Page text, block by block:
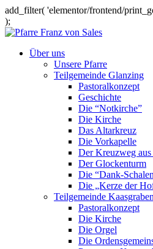
add_filter( 'elementor/frontend/
);
Über uns
Unsere Pfarre
Teilgemeinde Glanzing
Pastoralkonzept
Geschichte
Die “Notkirche”
Die Kirche
Das Altarkreuz
Die Vorkapelle
Der Kreuzweg aus
Der Glockenturm
Die “Dank-
Die „Kerze der
Teilgemeinde Kaasgraben
Pastoralkonzept
Die Kirche
Die Orgel
Die